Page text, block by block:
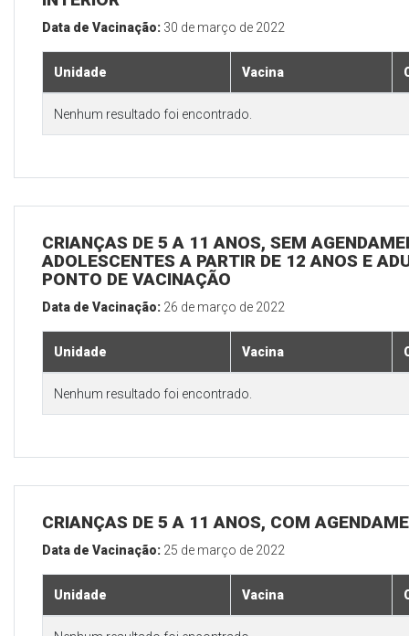
Data de Vacinação: 30 de março de 2022
Unidade Vacina
Nenhum resultado foi encontrado.
CRIANÇAS DE 5 A 11 ANOS, SEM
ADOLESCENTES A PARTIR DE 12 ANOS E
PONTO DE VACINAÇÃO
Data de Vacinação: 26 de março de 2022
Unidade Vacina
Nenhum resultado foi encontrado.
CRIANÇAS DE 5 A 11 ANOS, COM
Data de Vacinação: 25 de março de 2022
Unidade Vacina